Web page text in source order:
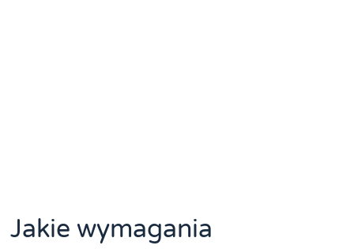
Jakie wymagania